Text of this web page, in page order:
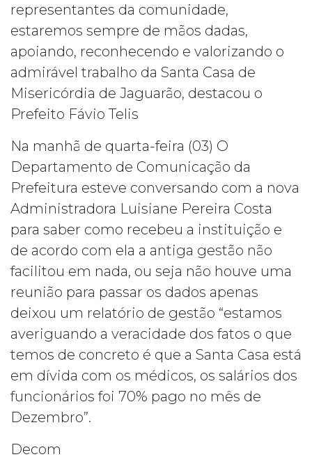
representantes da comunidade,
estaremos sempre de mãos dadas,
apoiando, reconhecendo e valorizando o
admirável trabalho da Santa Casa de
Misericórdia de Jaguarão, destacou o
Prefeito Fávio Telis
Na manhã de quarta-feira (03) O
Departamento de Comunicação da
Prefeitura esteve conversando com a nova
Administradora Luisiane Pereira Costa
para saber como recebeu a instituição e
de acordo com ela a antiga gestão não
facilitou em nada, ou seja não houve uma
reunião para passar os dados apenas
deixou um relatório de gestão “estamos
averiguando a veracidade dos fatos o que
temos de concreto é que a Santa Casa está
em dívida com os médicos, os salários dos
funcionários foi 70% pago no mês de
Dezembro”.
Decom